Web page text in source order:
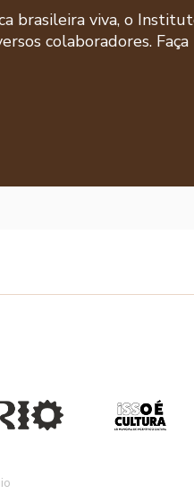
brasileira viva, o
colaboradores.